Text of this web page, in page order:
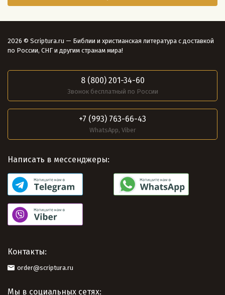
2026 © Scriptura.ru — Библии и христианская литература с доставкой
по России, СНГ и другим странам мира!
8 (800) 201-34-60
Звонок бесплатный по России
+7 (993) 763-66-43
WhatsApp, Viber
Написать в мессенджеры:
Контакты:
order@scriptura.ru
Мы в социальных сетях: